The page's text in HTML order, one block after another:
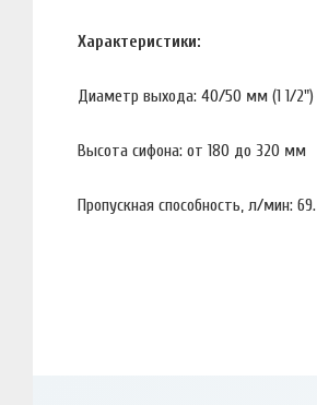
Характеристики:
Диаметр выхода: 40/50 мм (1 1/2")
Высота сифона: от 180 до 320 мм
Пропускная способность, л/мин: 69.